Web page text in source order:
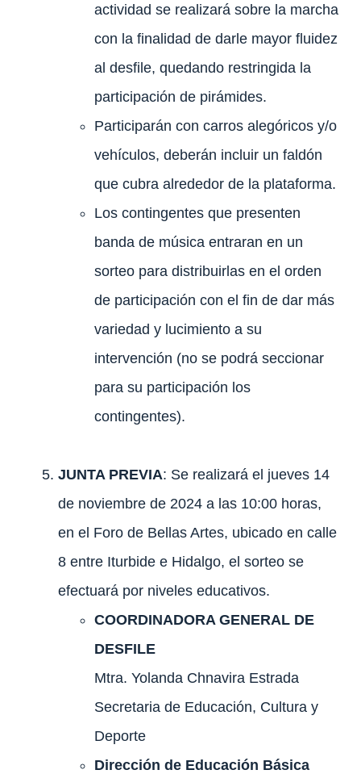
actividad se realizará sobre la marcha
con la finalidad de darle mayor fluidez
al desfile, quedando restringida la
participación de pirámides.
Participarán con carros alegóricos y/o
vehículos, deberán incluir un faldón
que cubra alrededor de la plataforma.
Los contingentes que presenten
banda de música entraran en un
sorteo para distribuirlas en el orden
de participación con el fin de dar más
variedad y lucimiento a su
intervención (no se podrá seccionar
para su participación los
contingentes).
JUNTA PREVIA: Se realizará el jueves 14
de noviembre de 2024 a las 10:00 horas,
en el Foro de Bellas Artes, ubicado en calle
8 entre Iturbide e Hidalgo, el sorteo se
efectuará por niveles educativos.
COORDINADORA GENERAL DE
DESFILE
Mtra. Yolanda Chnavira Estrada
Secretaria de Educación, Cultura y
Deporte
Dirección de Educación Básica